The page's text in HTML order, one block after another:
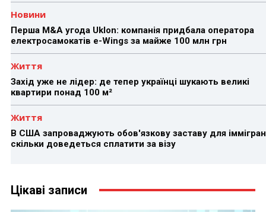
Новини
Перша M&A угода Uklon: компанія придбала оператора
електросамокатів e-Wings за майже 100 млн грн
Життя
Захід уже не лідер: де тепер українці шукають великі
квартири понад 100 м²
Життя
В США запроваджують обов'язкову заставу для
скільки доведеться сплатити за візу
Цікаві записи